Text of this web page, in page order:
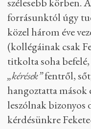
forrásunktól úgy
közel három éve
(kollégáinak csak
titkolta soha
„kérések”fentről,
hangoztatta
leszólnak
kérdésünkre